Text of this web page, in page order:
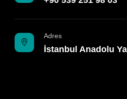
Adres
İstanbul Anadolu